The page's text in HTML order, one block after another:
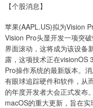
【个股消息】
苹果(AAPL.US)拟为Vision
Vision Pro头显开发一项突
界面滚动，这将成为该设备
露，这项技术正在visionOS
Pro操作系统的最新版本。
有眼球追踪硬件和软件，从
的年度开发者大会正式发布
macOS的重大更新，旨在实